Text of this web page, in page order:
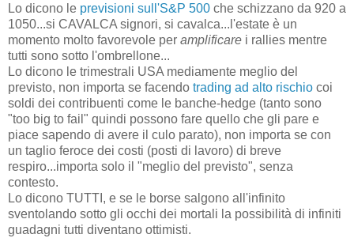
Lo dicono le previsioni sull'S&P 500 che schizzano da 920 a
1050...si CAVALCA signori, si cavalca...l'estate è un
momento molto favorevole per amplificare i rallies mentre
tutti sono sotto l'ombrellone...
Lo dicono le trimestrali USA mediamente meglio del
previsto, non importa se facendo trading ad alto rischio coi
soldi dei contribuenti come le banche-hedge (tanto sono
"too big to fail" quindi possono fare quello che gli pare e
piace sapendo di avere il culo parato), non importa se con
un taglio feroce dei costi (posti di lavoro) di breve
respiro...importa solo il "meglio del previsto", senza
contesto.
Lo dicono TUTTI, e se le borse salgono all'infinito
sventolando sotto gli occhi dei mortali la possibilità di infiniti
guadagni tutti diventano ottimisti.